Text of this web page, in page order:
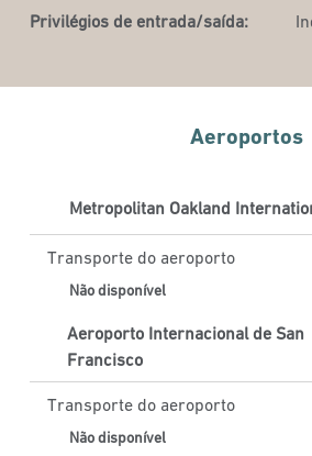
Privilégios de entrada/saída:
Aeroportos
Metropolitan Oakland
Transporte do aeroporto
Não disponível
Aeroporto Internacional de San
Francisco
Transporte do aeroporto
Não disponível